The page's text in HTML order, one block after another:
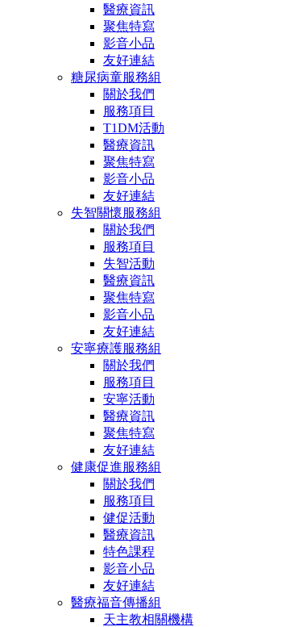
醫療資訊
聚焦特寫
影音小品
友好連結
糖尿病童服務組
關於我們
服務項目
T1DM活動
醫療資訊
聚焦特寫
影音小品
友好連結
失智關懷服務組
關於我們
服務項目
失智活動
醫療資訊
聚焦特寫
影音小品
友好連結
安寧療護服務組
關於我們
服務項目
安寧活動
醫療資訊
聚焦特寫
友好連結
健康促進服務組
關於我們
服務項目
健促活動
醫療資訊
特色課程
影音小品
友好連結
醫療福音傳播組
天主教相關機構